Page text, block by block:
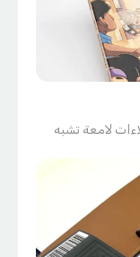
لامعة تشبه